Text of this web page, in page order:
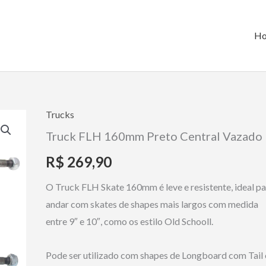
Trucks
Truck FLH 160mm Preto Central Vazado
R$ 269,90
O Truck FLH Skate 160mm é leve e resistente, ideal
andar com skates de shapes mais largos com medida
entre 9″ e 10″, como os estilo Old Schooll.
Pode ser utilizado com shapes de Longboard com Tail